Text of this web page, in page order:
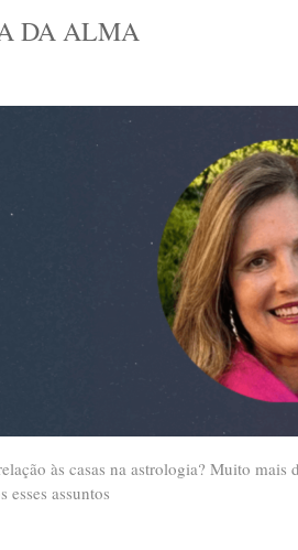
DA ALMA
às casas na astrologia? Muito
assuntos